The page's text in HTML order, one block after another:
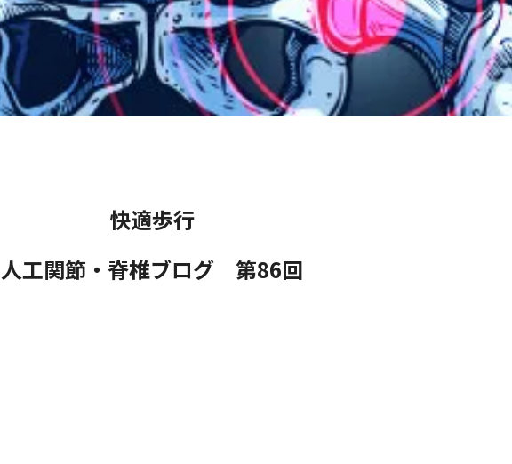
快適歩行
人工関節・脊椎ブログ 第86回